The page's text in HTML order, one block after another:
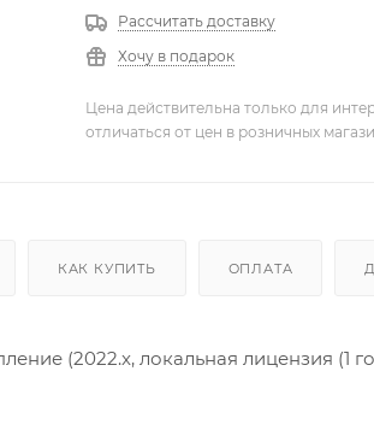
Рассчитать доставку
Хочу в подарок
Цена действительна только для
отличаться от цен в розничных
КАК КУПИТЬ ОПЛАТА
(2022.x, локальная лицензия (1